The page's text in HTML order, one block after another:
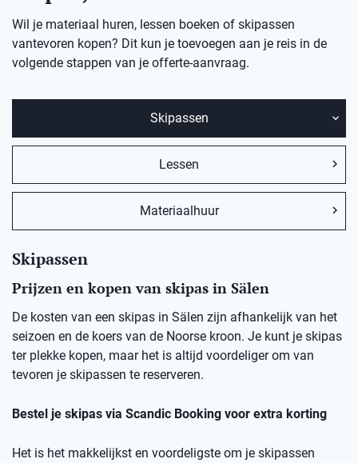
Wil je materiaal huren, lessen boeken of skipassen
vantevoren kopen? Dit kun je toevoegen aan je reis in de
volgende stappen van je offerte-aanvraag.
Skipassen
Lessen
Materiaalhuur
Skipassen
Prijzen en kopen van skipas in Sälen
De kosten van een skipas in Sälen zijn afhankelijk van het
seizoen en de koers van de Noorse kroon. Je kunt je skipas
ter plekke kopen, maar het is altijd voordeliger om van
tevoren je skipassen te reserveren.
Bestel je skipas via Scandic Booking voor extra korting
Het is het makkelijkst en voordeligste om je skipassen